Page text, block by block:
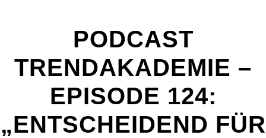
PODCAST
TRENDAKADEMIE –
EPISODE 124:
„ENTSCHEIDEND FÜR